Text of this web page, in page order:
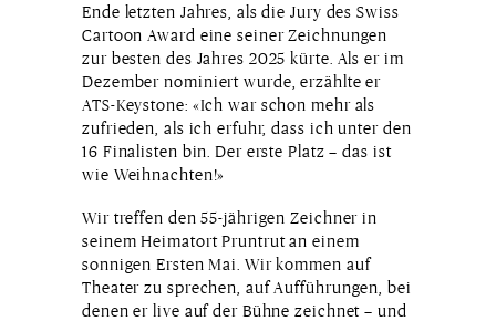
Ende letzten Jahres, als die Jury des Swiss
Cartoon Award eine seiner Zeichnungen
zur besten des Jahres 2025 kürte. Als er im
Dezember nominiert wurde, erzählte er
ATS-Keystone: «Ich war schon mehr als
zufrieden, als ich erfuhr, dass ich unter den
16 Finalisten bin. Der erste Platz – das ist
wie Weihnachten!»
Wir treffen den 55-jährigen Zeichner in
seinem Heimatort Pruntrut an einem
sonnigen Ersten Mai. Wir kommen auf
Theater zu sprechen, auf Aufführungen, bei
denen er live auf der Bühne zeichnet – und